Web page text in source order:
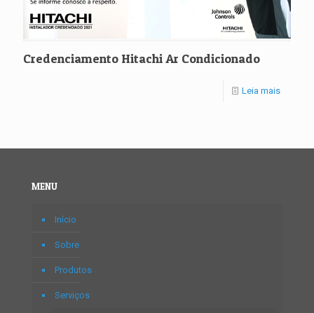
Credenciamento Hitachi Ar Condicionado
Leia mais
MENU
Início
Sobre
Produtos
Serviços